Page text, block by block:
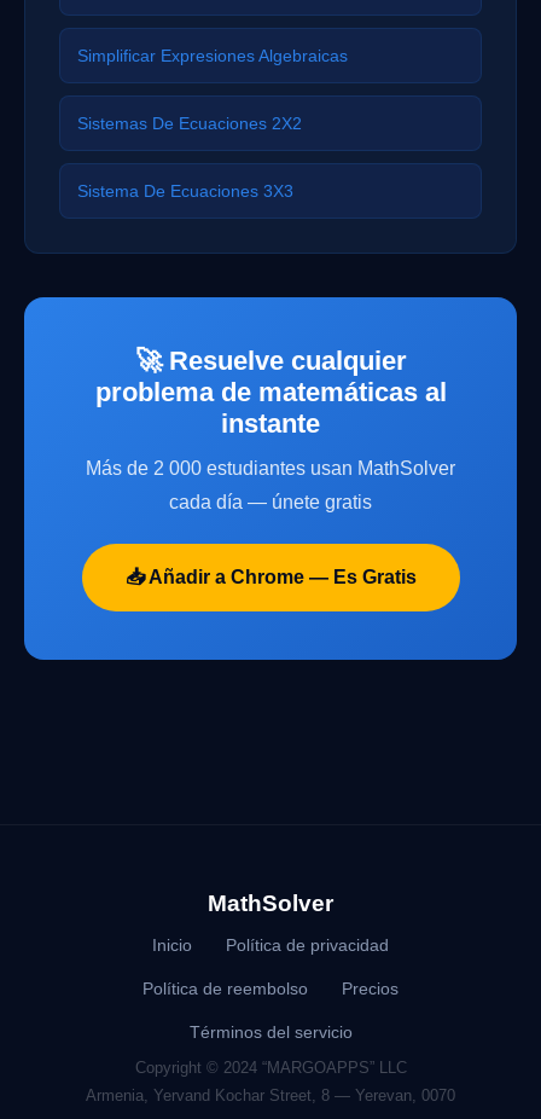
Simplificar Expresiones Algebraicas
Sistemas De Ecuaciones 2X2
Sistema De Ecuaciones 3X3
🚀 Resuelve cualquier
problema de matemáticas al
instante
Más de 2 000 estudiantes usan MathSolver
cada día — únete gratis
📥 Añadir a Chrome — Es Gratis
MathSolver
Inicio Política de privacidad
Política de reembolso Precios
Términos del servicio
Copyright © 2024 “MARGOAPPS” LLC
Armenia, Yervand Kochar Street, 8 — Yerevan, 0070